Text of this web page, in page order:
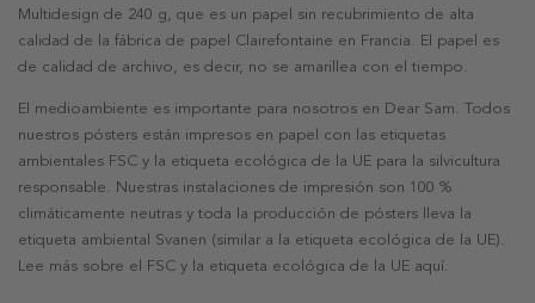
Multidesign de 240 g, que es un papel sin recubrimiento de alta
calidad de la fábrica de papel Clairefontaine en Francia. El papel es
de calidad de archivo, es decir, no se amarillea con el tiempo.
El medioambiente es importante para nosotros en Dear Sam. Todos
nuestros pósters están impresos en papel con las etiquetas
ambientales FSC y la etiqueta ecológica de la UE para la silvicultura
responsable. Nuestras instalaciones de impresión son 100 %
climáticamente neutras y toda la producción de pósters lleva la
etiqueta ambiental Svanen (similar a la etiqueta ecológica de la UE).
Lee más sobre el FSC y la etiqueta ecológica de la UE aquí.